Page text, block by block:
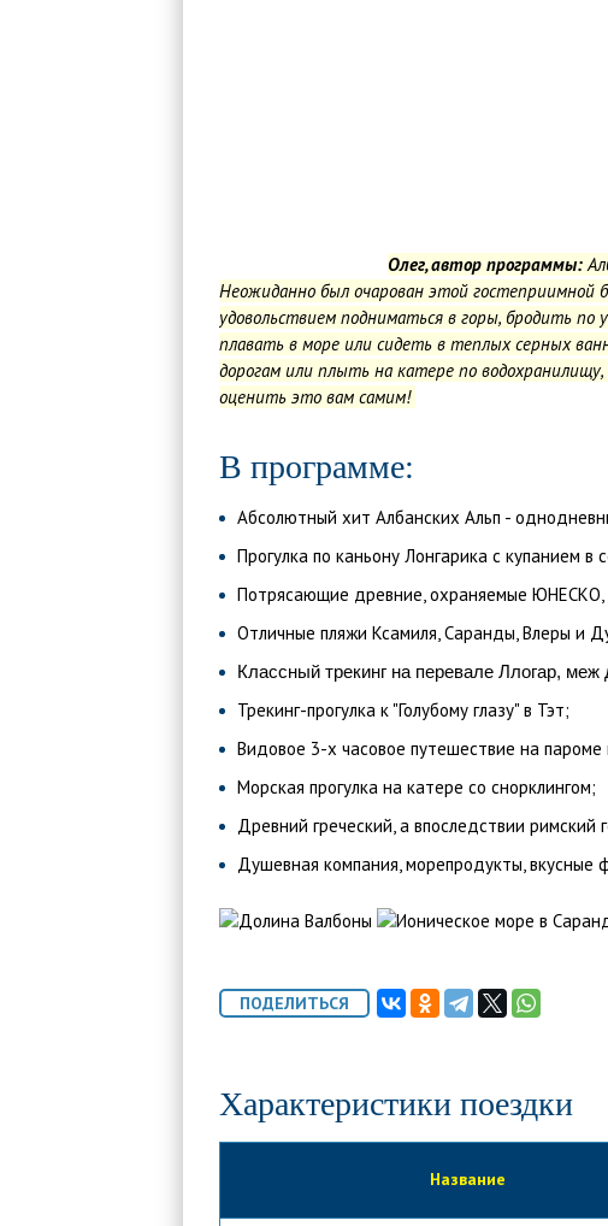
Олег, автор программы:
Неожиданно был очарован этой гостеприимной
удовольствием подниматься в горы, бродить по
плавать в море или сидеть в теплых серных
дорогам или плыть на катере по
оценить это вам самим!
В программе:
Абсолютный хит Албанских Альп -
Прогулка по каньону Лонгарика с купанием в
Потрясающие древние, охраняемые ЮНЕСКО,
Отличные пляжи Ксамиля, Саранды, Влеры и
Классный трекинг на перевале Ллогар, меж
Трекинг-прогулка к "Голубому глазу" в Тэт;
Видовое 3-х часовое путешествие на
Морская прогулка на катере со снорклингом;
Древний греческий, а впоследствии римский
Душевная компания, морепродукты, вкусные
Характеристики поездки
Название